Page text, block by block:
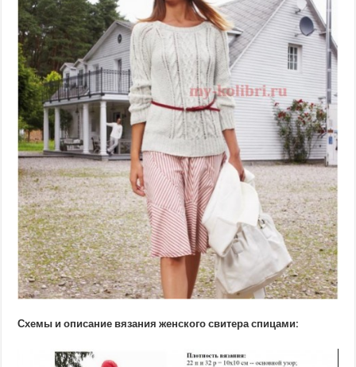
Схемы и описание вязания женского свитера спицами: